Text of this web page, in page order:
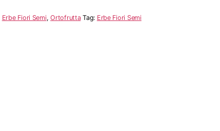
Erbe Fiori Semi,Ortofrutta Tag: Erbe Fiori Semi